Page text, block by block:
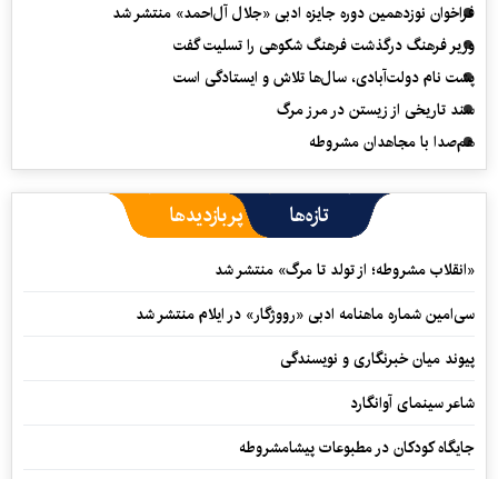
فراخوان نوزدهمین دوره جایزه ادبی «جلال آل‌احمد» منتشر شد
وزیر فرهنگ درگذشت فرهنگ شکوهی را تسلیت گفت
پشت نام دولت‌آبادی، سال‌ها تلاش و ایستادگی است
سند تاریخی از زیستن در مرز مرگ
هم‌صدا با مجاهدان مشروطه
تازه‌ها پربازدیدها
«انقلاب مشروطه؛ از تولد تا مرگ» منتشر شد
سی‌امین شماره ماهنامه‌ ادبی «رووژگار» در ایلام منتشر شد
پیوند میان خبرنگاری و نویسندگی
شاعر سینمای آوانگارد
جایگاه کودکان در مطبوعات پیشامشروطه